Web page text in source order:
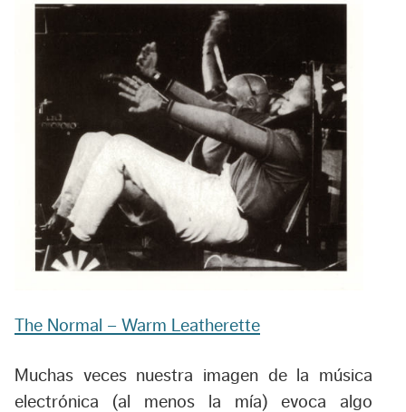
The Normal – Warm Leatherette
Muchas veces nuestra imagen de la música
electrónica (al menos la mía) evoca algo